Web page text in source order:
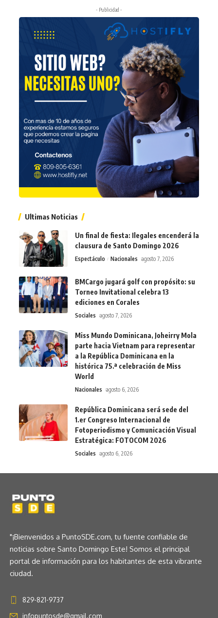
- Publicidad -
Ultimas Noticias
Un final de fiesta: Ilegales encenderá la
clausura de Santo Domingo 2026
Espectáculo Nacionales agosto 7, 2026
BMCargo jugará golf con propósito: su
Torneo Invitational celebra 13
ediciones en Corales
Sociales agosto 7, 2026
Miss Mundo Dominicana, Joheirry Mola
parte hacia Vietnam para representar
a la República Dominicana en la
histórica 75.ª celebración de Miss
World
Nacionales agosto 6, 2026
República Dominicana será sede del
1.er Congreso Internacional de
Fotoperiodismo y Comunicación Visual
Estratégica: FOTOCOM 2026
Sociales agosto 6, 2026
"¡Bienvenidos a PuntoSDE.com, tu fuente confiable de
noticias sobre Santo Domingo Este! Somos el principal
portal de información para los habitantes de esta vibrante
ciudad.
829-821-9737
infopuntosde@gmail.com